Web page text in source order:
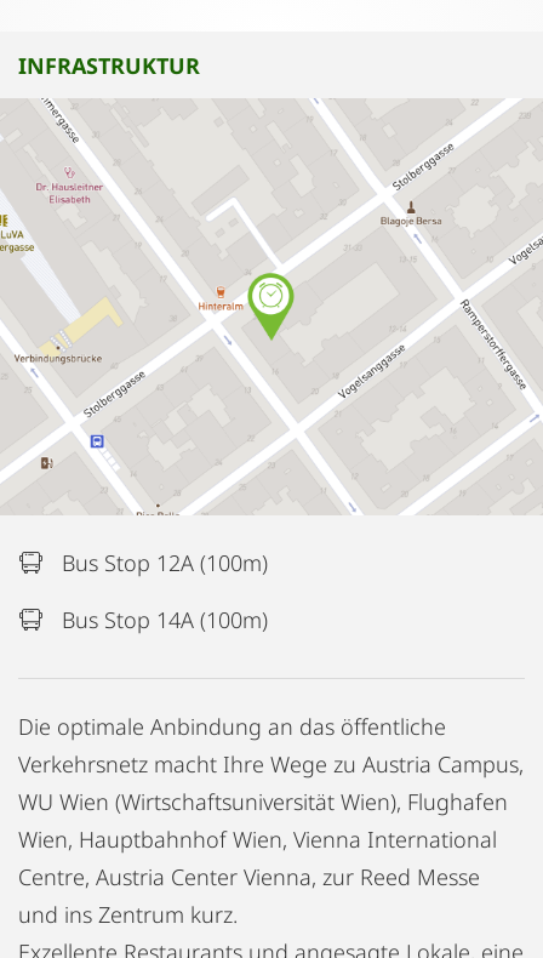
INFRASTRUKTUR
Bus Stop 12A (100m)
Bus Stop 14A (100m)
Die optimale Anbindung an das öffentliche
Verkehrsnetz macht Ihre Wege zu Austria Campus,
WU Wien (Wirtschaftsuniversität Wien), Flughafen
Wien, Hauptbahnhof Wien, Vienna International
Centre, Austria Center Vienna, zur Reed Messe
und ins Zentrum kurz.
Exzellente Restaurants und angesagte Lokale, eine